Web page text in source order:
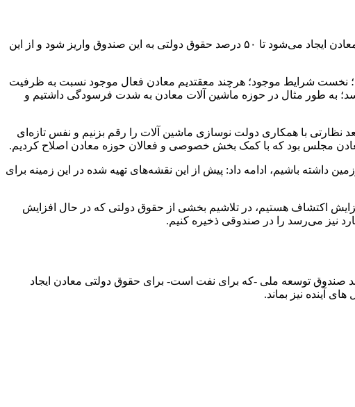
رئیس کمیسیون صنایع و معادن مجلس گفت: در طرح اصلاح قانون معادن صندوقی مانند صندوق توسعه ملی، برای حقوق دولتی معادن ایجاد می‌شود تا ۵۰ درصد حقوق دولتی به این صندوق واریز شود و از این
شرایط موجود؛ هرچند معقتدیم معادن فعال موجود نسبت به ظرفیت
به طور مثال در حوزه ماشین آلات معادن به شدت فرسودگی داشتیم و
نظارتی با همکاری دولت نوسازی ماشین آلات را رقم بزنیم و نفس تازه‌ای
معادن مجلس بود که با کمک بخش خصوصی و فعالان حوزه معادن اصلاح کردیم.
داشته باشیم، ادامه داد: پیش از این نقشه‌های تهیه شده در این زمینه برای
اکتشاف هستیم، در تلاشیم بخشی از حقوق دولتی که در حال افزایش
صندوق توسعه ملی -که برای نفت است- برای حقوق دولتی معادن ایجاد